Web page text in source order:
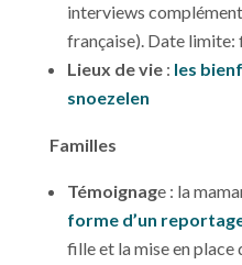
interviews
française). Date limite:
Lieux de vie: les
snoezelen
Familles
Témoignage : la
forme d’un
fille et la mise en place